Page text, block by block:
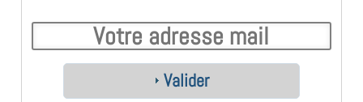
Valider